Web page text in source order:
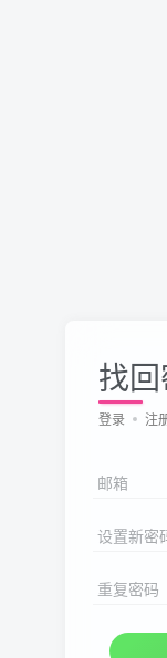
找
登录 注
邮箱
设置新密
重复密码